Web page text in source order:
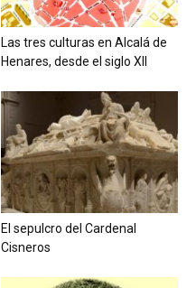
Las tres culturas en Alcalá de
Henares, desde el siglo XII
El sepulcro del Cardenal
Cisneros